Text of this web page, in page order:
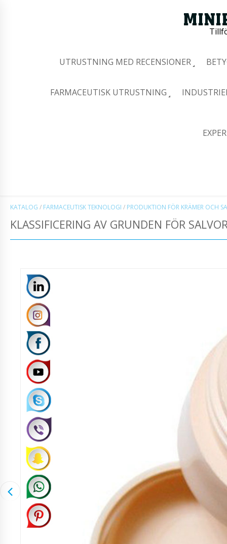
UTRUSTNING MED RECENSIONER
FARMACEUTISK UTRUSTNING
KATALOG / FARMACEUTISK TEKNOLOGI / PRODUKTION FÖR KRÄMER OCH
KLASSIFICERING AV GRUNDEN FÖR